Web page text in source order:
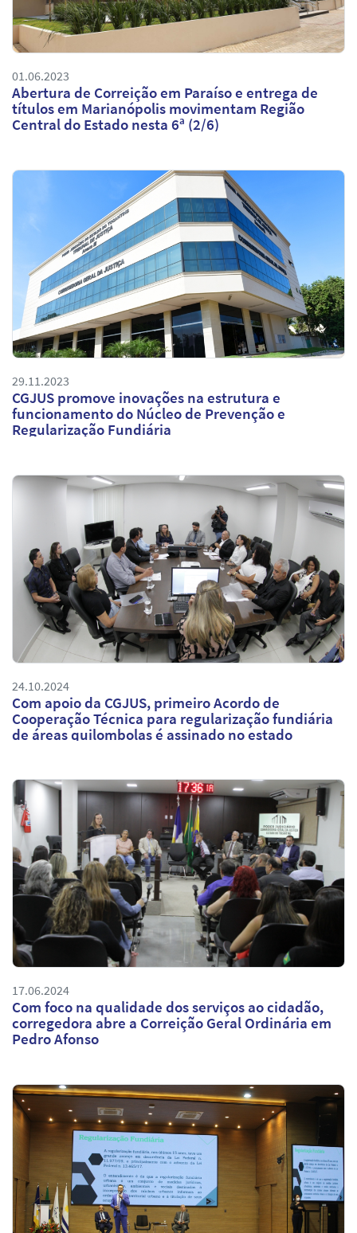
01.06.2023
Abertura de Correição em Paraíso e entrega de
títulos em Marianópolis movimentam Região
Central do Estado nesta 6ª (2/6)
29.11.2023
CGJUS promove inovações na estrutura e
funcionamento do Núcleo de Prevenção e
Regularização Fundiária
24.10.2024
Com apoio da CGJUS, primeiro Acordo de
Cooperação Técnica para regularização fundiária
de áreas quilombolas é assinado no estado
17.06.2024
Com foco na qualidade dos serviços ao cidadão,
corregedora abre a Correição Geral Ordinária em
Pedro Afonso